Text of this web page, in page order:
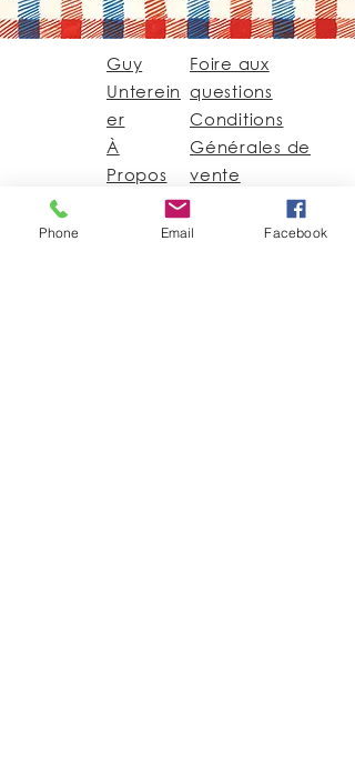
Guy
Unterein
er
À
Propos
Contact
Foire aux
questions
Conditions
Générales de
vente
Phone Email Facebook